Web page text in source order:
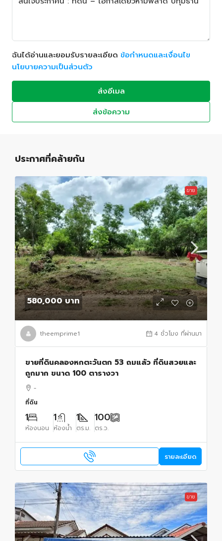
ฉันได้อ่านและยอมรับรายละเอียด ข้อกำหนดและเงื่อนไข
นโยบายความเป็นส่วนตัว
ส่งอีเมล
ส่งข้อความ
ประกาศที่คล้ายกัน
ขาย
580,000 บาท
theemprime1 4 ชั่วโมง ที่ผ่านมา
ขายที่ดินคลองหกตะวันตก 53 ถมแล้ว ที่ดินสวยและ
ถูกมาก ขนาด 100 ตารางวา
-
ที่ดิน
1
ห้องนอน
1
ห้องน้ำ
1
ตร.ม.
100
ตร.ว.
รายละเอียด
ขาย